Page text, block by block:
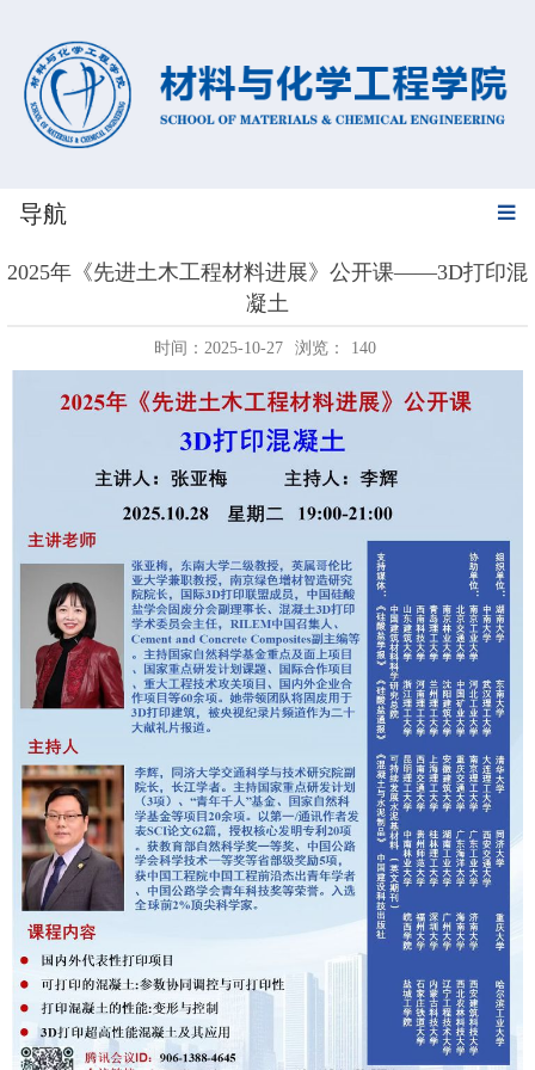
导航
2025年《先进土木工程材料进展》公开课——3D打印混
凝土
时间：2025-10-27 浏览： 140